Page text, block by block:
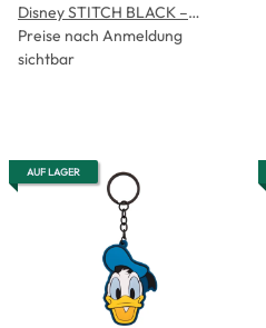
Disney STITCH BLACK –
Motiv-Accessoire für
Schulranzen, Etui &
Preise nach Anmeldung
sichtbar
AUF LAGER